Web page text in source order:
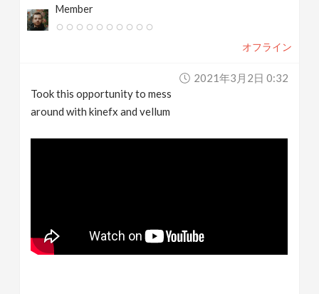
Member
オフライン
2021年3月2日 0:32
Took this opportunity to mess
around with kinefx and vellum